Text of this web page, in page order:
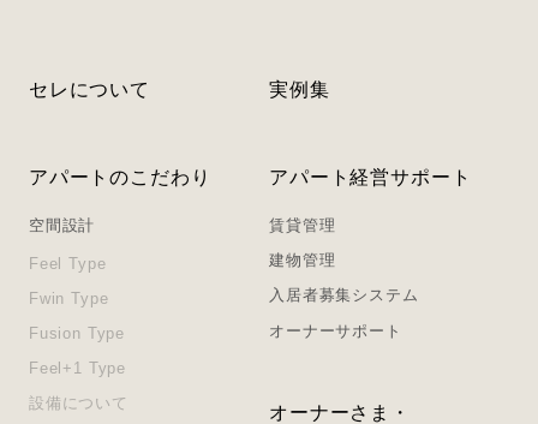
セレについて
アパートのこだわり
空間設計
Feel Type
Fwin Type
Fusion Type
Feel+1 Type
設備について
実例集
アパート経営サポート
賃貸管理
建物管理
入居者募集システム
オーナーサポート
オーナーさま・